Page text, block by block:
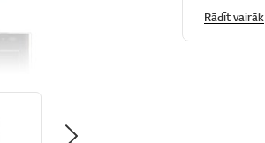
Rādīt vairāk